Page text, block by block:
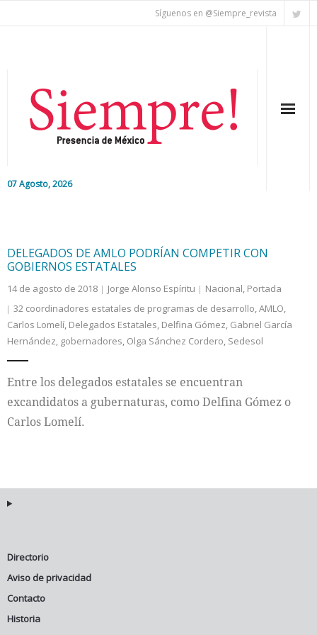
Síguenos en @Siempre_revista
07 Agosto, 2026
Colaboradores
Internacional
Cultura
DELEGADOS DE AMLO PODRÍAN COMPETIR CON
GOBIERNOS ESTATALES
14 de agosto de 2018 Jorge Alonso Espíritu Nacional, Portada
32 coordinadores estatales de programas de desarrollo,AMLO,
Carlos Lomelí, Delegados Estatales, Delfina Gómez, Gabriel García
Hernández, gobernadores, Olga Sánchez Cordero, Sedesol
Entre los delegados estatales se encuentran
excandidatos a gubernaturas, como Delfina Gómez o
Carlos Lomelí.
Directorio
Aviso de privacidad
Contacto
Historia